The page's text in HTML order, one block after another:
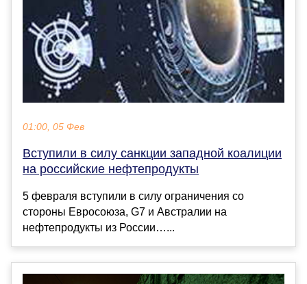
01:00, 05 Фев
Вступили в силу санкции западной коалиции
на российские нефтепродукты
5 февраля вступили в силу ограничения со
стороны Евросоюза, G7 и Австралии на
нефтепродукты из России…...